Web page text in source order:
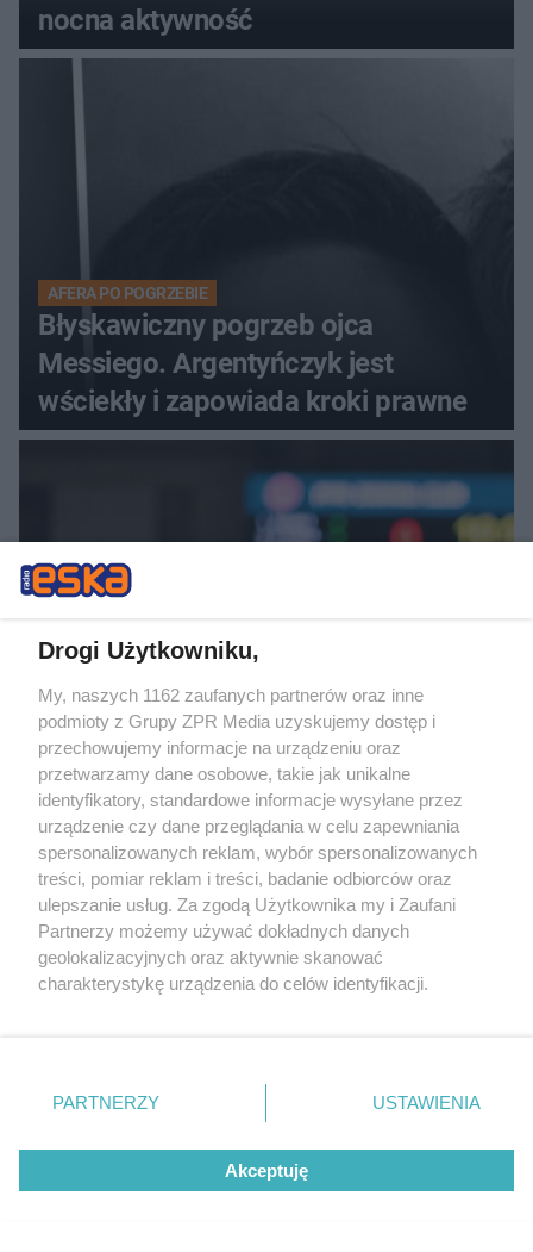
nocna aktywność
AFERA PO POGRZEBIE
Błyskawiczny pogrzeb ojca
Messiego. Argentyńczyk jest
wściekły i zapowiada kroki prawne
KOSZYKÓWKA KOBIET
Rekord w lidze WNBA. Kto rzucił
najwięcej trójek
ZOBACZ WIĘCEJ
Drogi Użytkowniku,
My, naszych 1162 zaufanych partnerów oraz inne
podmioty z Grupy ZPR Media uzyskujemy dostęp i
przechowujemy informacje na urządzeniu oraz
przetwarzamy dane osobowe, takie jak unikalne
identyfikatory, standardowe informacje wysyłane przez
urządzenie czy dane przeglądania w celu zapewniania
spersonalizowanych reklam, wybór spersonalizowanych
treści, pomiar reklam i treści, badanie odbiorców oraz
ulepszanie usług. Za zgodą Użytkownika my i Zaufani
Partnerzy możemy używać dokładnych danych
geolokalizacyjnych oraz aktywnie skanować
charakterystykę urządzenia do celów identyfikacji.
zmienić/wycofać klikając przycisk ustawień prywatności
znajdujący się w lewym dolnym rogu strony
rodzaje przetwarzania danych nie wymagają zgody
użytkownika, ale masz prawo sprzeciwić się takiemu
przetwarzaniu. Preferencje będą miały zastosowanie tylko
PARTNERZY USTAWIENIA
Akceptuję